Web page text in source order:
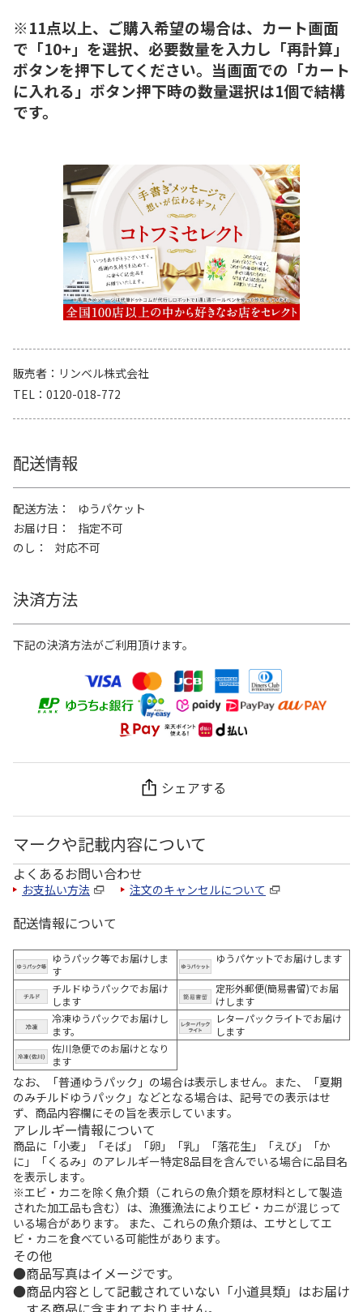
※11点以上、ご購入希望の場合は、カート画面
で「10+」を選択、必要数量を入力し「再計算」
ボタンを押下してください。当画面での「カート
に入れる」ボタン押下時の数量選択は1個で結構
です。
販売者
リンベル株式会社
TEL
0120-018-772
配送情報
配送方法
ゆうパケット
お届け日
指定不可
のし
対応不可
決済方法
下記の決済方法がご利用頂けます。
シェアする
マークや記載内容について
よくあるお問い合わせ
お支払い方法 注文のキャンセルについて
配送情報について
ゆうパック等でお届けしま
す
ゆうパケットでお届けします
チルドゆうパックでお届け
します
定形外郵便(簡易書留)でお届
けします
冷凍ゆうパックでお届けし
ます。
レターパックライトでお届け
します
佐川急便でのお届けとなり
ます
なお、「普通ゆうパック」の場合は表示しません。また、「夏期
のみチルドゆうパック」などとなる場合は、記号での表示はせ
ず、商品内容欄にその旨を表示しています。
アレルギー情報について
商品に「小麦」「そば」「卵」「乳」「落花生」「えび」「か
に」「くるみ」のアレルギー特定8品目を含んでいる場合に品目名
を表示します。
※エビ・カニを除く魚介類（これらの魚介類を原材料として製造
された加工品も含む）は、漁獲漁法によりエビ・カニが混じって
いる場合があります。 また、これらの魚介類は、エサとしてエ
ビ・カニを食べている可能性があります。
その他
商品写真はイメージです。
商品内容として記載されていない「小道具類」はお届け